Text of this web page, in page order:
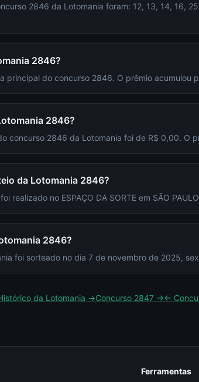
2846 da Lotomania foram: 12, 13, 14, 16,
2846?
principal do concurso 2846. O prêmio acumulou
2846?
concurso 2846 da Lotomania foi de R$ 0,00. O
da Lotomania 2846?
realizado no ESPAÇO DA SORTE em SÃO
2846?
foi sorteado no dia 7 de novembro de 2025,
da Lotomania →Concurso 2847 →←
Ferramentas